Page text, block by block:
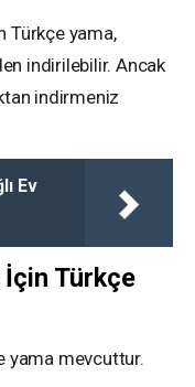
Türkçe yama,
indirilebilir. Ancak
indirmeniz
Ev
İçin Türkçe
yama mevcuttur.